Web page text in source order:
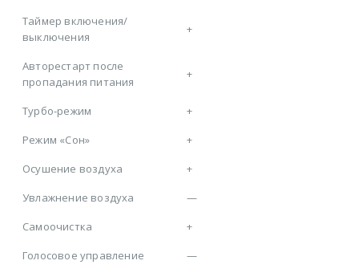
Таймер включения/
выключения
+
Авторестарт после
пропадания питания
+
Турбо-режим
+
Режим «Сон»
+
Осушение воздуха
+
Увлажнение воздуха
—
Самоочистка
+
Голосовое управление
—